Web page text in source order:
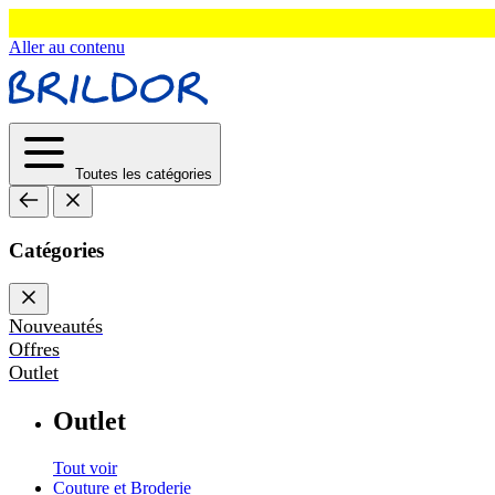
Aller au contenu
Toutes les catégories
Catégories
Nouveautés
Offres
Outlet
Outlet
Tout voir
Couture et Broderie